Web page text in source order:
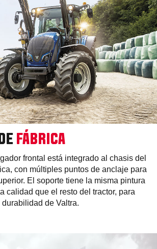
FÁBRICA
frontal está integrado al chasis del
con múltiples puntos de anclaje para
El soporte tiene la misma pintura
calidad que el resto del tractor, para
de Valtra.